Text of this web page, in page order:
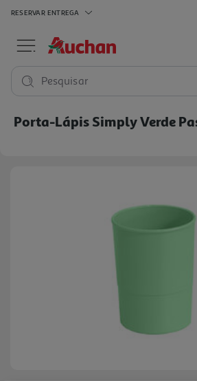
RESERVAR ENTREGA
Pesquisar
Porta-Lápis Simply Verde